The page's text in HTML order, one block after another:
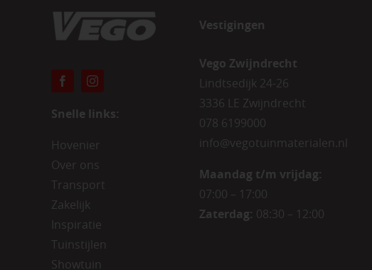
Snelle links:
Hovenier
Over ons
Transport
Zakelijk
Inspiratie
Tuinstijlen
Showtuin
Vestigingen
Vego Zwijndrecht
Lindtsedijk 24-26
3336 LE Zwijndrecht
078 6199000
info@vegotuinmaterialen.nl
Maandag t/m vrijdag:
07:00 – 17:00
Zaterdag: 08:30 – 12:00